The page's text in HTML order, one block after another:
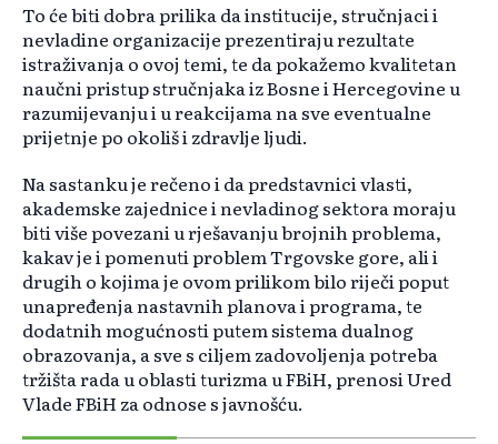
To će biti dobra prilika da institucije, stručnjaci i
nevladine organizacije prezentiraju rezultate
istraživanja o ovoj temi, te da pokažemo kvalitetan
naučni pristup stručnjaka iz Bosne i Hercegovine u
razumijevanju i u reakcijama na sve eventualne
prijetnje po okoliš i zdravlje ljudi.
Na sastanku je rečeno i da predstavnici vlasti,
akademske zajednice i nevladinog sektora moraju
biti više povezani u rješavanju brojnih problema,
kakav je i pomenuti problem Trgovske gore, ali i
drugih o kojima je ovom prilikom bilo riječi poput
unapređenja nastavnih planova i programa, te
dodatnih mogućnosti putem sistema dualnog
obrazovanja, a sve s ciljem zadovoljenja potreba
tržišta rada u oblasti turizma u FBiH, prenosi Ured
Vlade FBiH za odnose s javnošću.